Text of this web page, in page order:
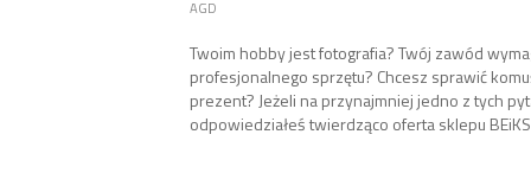
AGD
Twoim hobby jest fotografia? Twój zawód
profesjonalnego sprzętu? Chcesz sprawić
prezent? Jeżeli na przynajmniej jedno z tych
odpowiedziałeś twierdząco oferta sklepu